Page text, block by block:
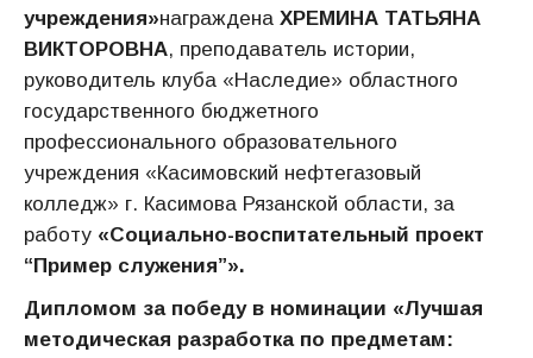
учреждения»награждена ХРЕМИНА ТАТЬЯНА
ВИКТОРОВНА, преподаватель истории,
руководитель клуба «Наследие» областного
государственного бюджетного
профессионального образовательного
учреждения «Касимовский нефтегазовый
колледж» г. Касимова Рязанской области, за
работу «Социально-воспитательный проект
“Пример служения”».
Дипломом за победу в номинации «Лучшая
методическая разработка по предметам: